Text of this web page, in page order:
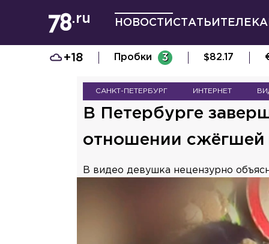
НОВОСТИ СТАТЬИ
+18 Пробки 3 $82.17
САНКТ-ПЕТЕРБУРГ ИНТЕРНЕТ
В Петербурге
отношении сжёгшей
В видео девушка нецензурно